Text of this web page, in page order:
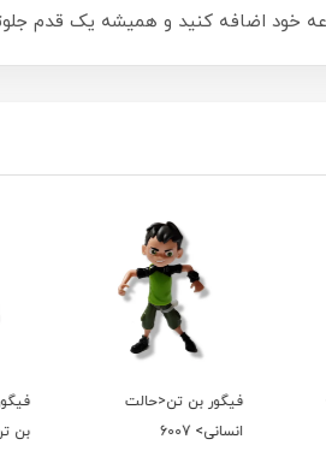
فیگور بن تن<حالت
انسانی> 6007
بن تن